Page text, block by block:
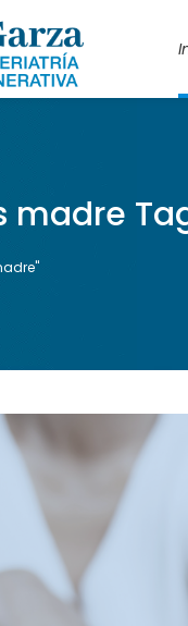
madre